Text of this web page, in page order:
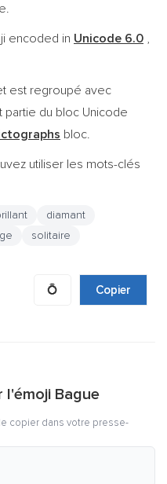
encoded in Unicode 6.0 ,
est regroupé avec
partie du bloc Unicode
bloc.
utiliser les mots-clés
diamant
solitaire
💍 Copier
l'émoji Bague
copier dans votre presse-